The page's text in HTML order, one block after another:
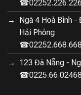
☎02252.226.226
Ngã 4 Hoà Bình
Hải Phòng
123 Đà Nẵng -